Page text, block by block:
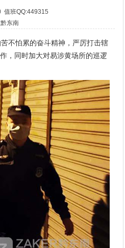
值班QQ:449315
东南
不怕累的奋斗精神，严厉打击辖
，同时加大对易涉黄场所的巡逻